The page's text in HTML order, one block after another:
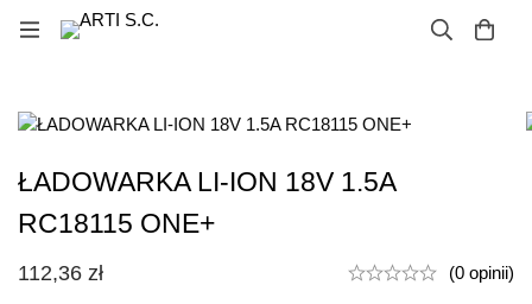
ŁADOWARKA LI-ION 18V 1.5A
RC18115 ONE+
112,36 zł (0 opinii)